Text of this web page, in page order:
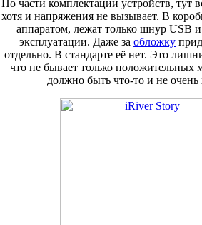
По части комплектации устройств, тут
хотя и напряжения не вызывает. В
аппаратом, лежат только шнур USB
эксплуатации. Даже за обложку
отдельно. В стандарте её нет. Это
что не бывает только положительных
должно быть что-то и не очень